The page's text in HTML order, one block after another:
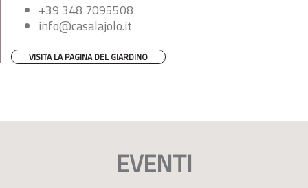
+39 348 7095508
info@casalajolo.it
VISITA LA PAGINA DEL GIARDINO
EVENTI